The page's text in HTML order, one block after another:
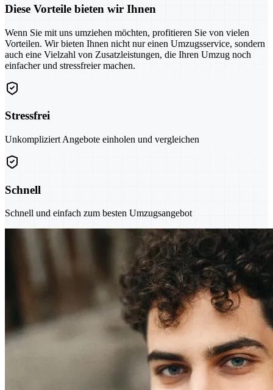
Diese Vorteile bieten wir Ihnen
Wenn Sie mit uns umziehen möchten, profitieren Sie von vielen
Vorteilen. Wir bieten Ihnen nicht nur einen Umzugsservice, sondern
auch eine Vielzahl von Zusatzleistungen, die Ihren Umzug noch
einfacher und stressfreier machen.
Stressfrei
Unkompliziert Angebote einholen und vergleichen
Schnell
Schnell und einfach zum besten Umzugsangebot